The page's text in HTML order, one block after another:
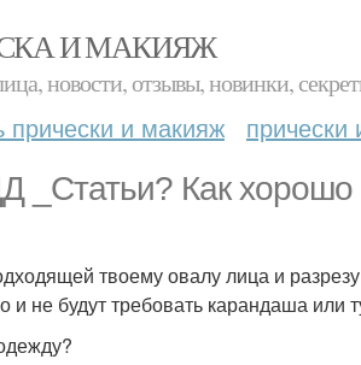
И МАКИЯЖ
новости, отзывы, новинки,
прически и макияж
_Статьи? Как хорошо
твоему овалу лица и
и не будут требовать карандаша